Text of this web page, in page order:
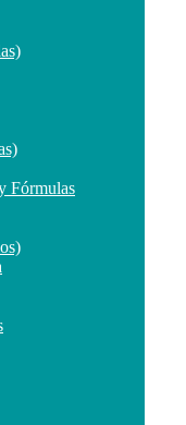
Fórmulas